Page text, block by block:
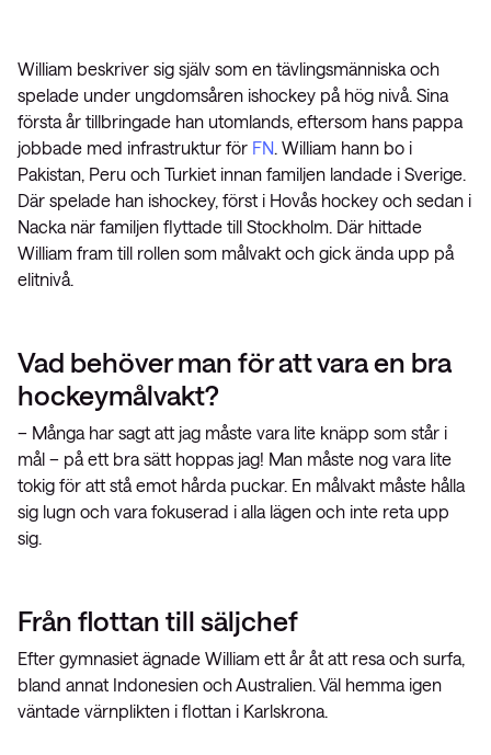
William beskriver sig själv som en tävlingsmänniska och
spelade under ungdomsåren ishockey på hög nivå. Sina
första år tillbringade han utomlands, eftersom hans pappa
jobbade med infrastruktur för FN. William hann bo i
Pakistan, Peru och Turkiet innan familjen landade i Sverige.
Där spelade han ishockey, först i Hovås hockey och sedan i
Nacka när familjen flyttade till Stockholm. Där hittade
William fram till rollen som målvakt och gick ända upp på
elitnivå.
Vad behöver man för att vara en bra
hockeymålvakt?
– Många har sagt att jag måste vara lite knäpp som står i
mål – på ett bra sätt hoppas jag! Man måste nog vara lite
tokig för att stå emot hårda puckar. En målvakt måste hålla
sig lugn och vara fokuserad i alla lägen och inte reta upp
sig.
Från flottan till säljchef
Efter gymnasiet ägnade William ett år åt att resa och surfa,
bland annat Indonesien och Australien. Väl hemma igen
väntade värnplikten i flottan i Karlskrona.